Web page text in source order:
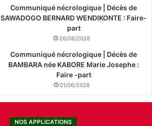
Communiqué nécrologique | Décès de
SAWADOGO BERNARD WENDIKONTE : Faire-
part
26/06/2026
Communiqué nécrologique | Décès de
BAMBARA née KABORE Marie Josephe :
Faire -part
01/06/2026
NOS APPLICATIONS